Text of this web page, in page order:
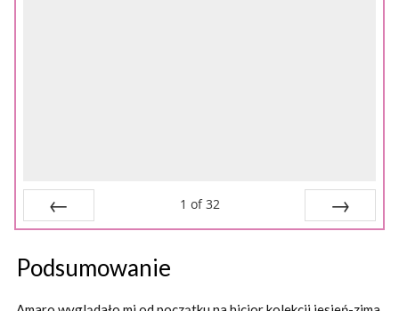
Prev
1 of 32
Next
Podsumowanie